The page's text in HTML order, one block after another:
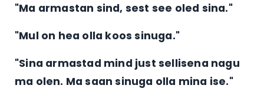
"Ma armastan sind, sest see oled sina."
"Mul on hea olla koos sinuga."
"Sina armastad mind just sellisena nagu
ma olen. Ma saan sinuga olla mina ise."